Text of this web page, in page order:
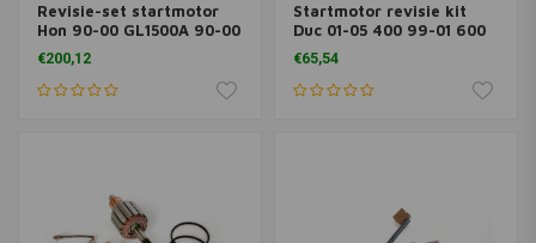
Revisie-set startmotor
Hon 90-00 GL1500A 90-00
GL1500SE SE
€200,12
Startmotor revisie kit
Duc 01-05 400 99-01 600
02-06 620 620cc
2006620 620cc 2003620
620cc 07-08 695 695cc
€65,54